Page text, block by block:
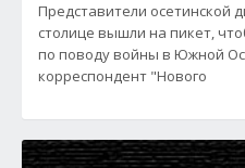
Представители осетинской
столице вышли на пикет,
по поводу войны в Южной
корреспондент "Нового